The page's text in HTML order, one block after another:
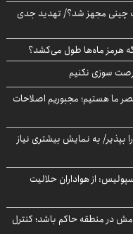
چینی مجهز شد؟/ تهدید جدی
هرمز ماه‌ها طول می‌کشد؟
سوزی نکنیم
ما هستیم؛ مجبوریم اصلاحات
بپذیر/ به نمایش بیشتری نیاز
از هواداران حلالیت
در منطقه حاکم باشد؛ کنترل